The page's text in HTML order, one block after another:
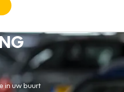
in uw buurt